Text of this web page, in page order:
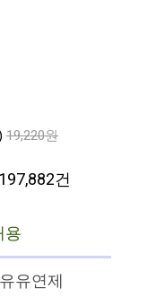
19,220원
‍‍ 197,882건
용
유연제